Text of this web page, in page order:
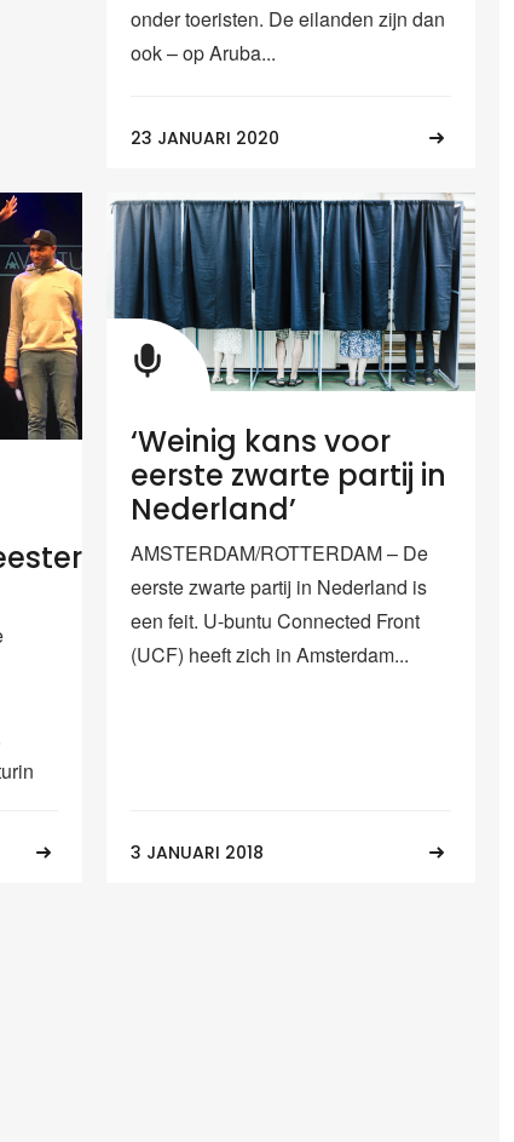
onder toeristen. De eilanden zijn dan
ook – op Aruba...
23 JANUARI 2020
‘Weinig kans voor
eerste zwarte partij in
Nederland’
AMSTERDAM/ROTTERDAM – De
eerste zwarte partij in Nederland is
een feit. U-buntu Connected Front
(UCF) heeft zich in Amsterdam...
3 JANUARI 2018